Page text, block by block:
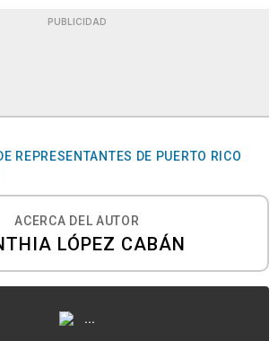
PUBLICIDAD
REPRESENTANTES DE PUERTO RICO
ACERCA DEL AUTOR
LÓPEZ CABÁN
...